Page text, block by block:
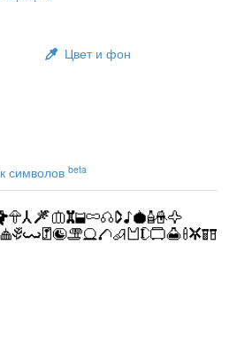
Цвет и фон
символов beta